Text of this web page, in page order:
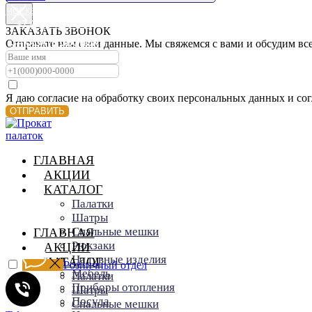
МОСКВА
+7 (915) 095-54-01
ЗАКАЗАТЬ ЗВОНОК
МОСКВА
+7 (915) 095-54-01
ЗАКАЗАТЬ ЗВОНОК
ЗАКАЗАТЬ ЗВОНОК
Отправьте нам свои данные. Мы свяжемся с вами и обсудим все
Я даю согласие на обработку своих персональных данных и
ОТПРАВИТЬ
ГЛАВНАЯ
АКЦИИ
КАТАЛОГ
Палатки
Шатры
Спальные мешки
Рюкзаки
Надувные изделия
Мебель
Приборы отопления
Посуда
ГЛАВНАЯ
АКЦИИ
КАТАЛОГ
Палатки
Шатры
Спальные мешки
Розничный отдел